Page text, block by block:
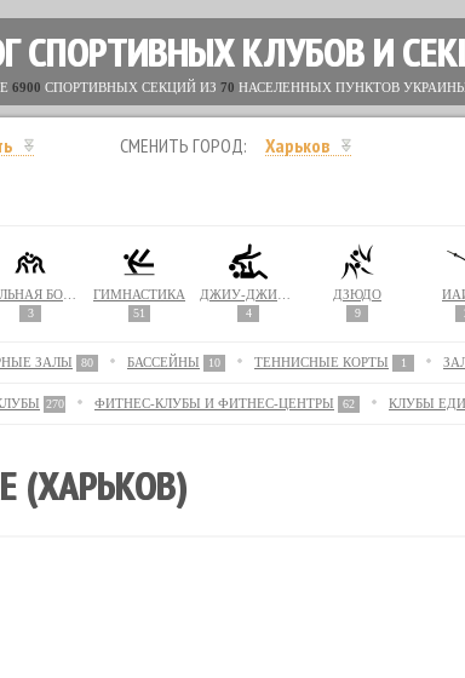
СПОРТИВНЫХ КЛУБОВ И
6900 СПОРТИВНЫХ СЕКЦИЙ ИЗ 70 НАСЕЛЕННЫХ ПУНКТОВ
СМЕНИТЬ ГОРОД: Харьков
3
ГИМНАСТИКА
51 4
ДЗЮДО
9
ЗАЛЫ 80 БАССЕЙНЫ 10 ТЕННИСНЫЕ КОРТЫ 1
270 ФИТНЕС-КЛУБЫ И ФИТНЕС-ЦЕНТРЫ 62 КЛУБЫ
(ХАРЬКОВ)